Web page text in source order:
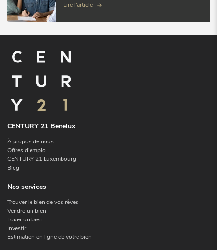
Lire l'article
CENTURY 21 Benelux
À propos de nous
Offres d'emploi
CENTURY 21 Luxembourg
Blog
Nos services
Trouver le bien de vos rêves
Vendre un bien
Louer un bien
Investir
Estimation en ligne de votre bien